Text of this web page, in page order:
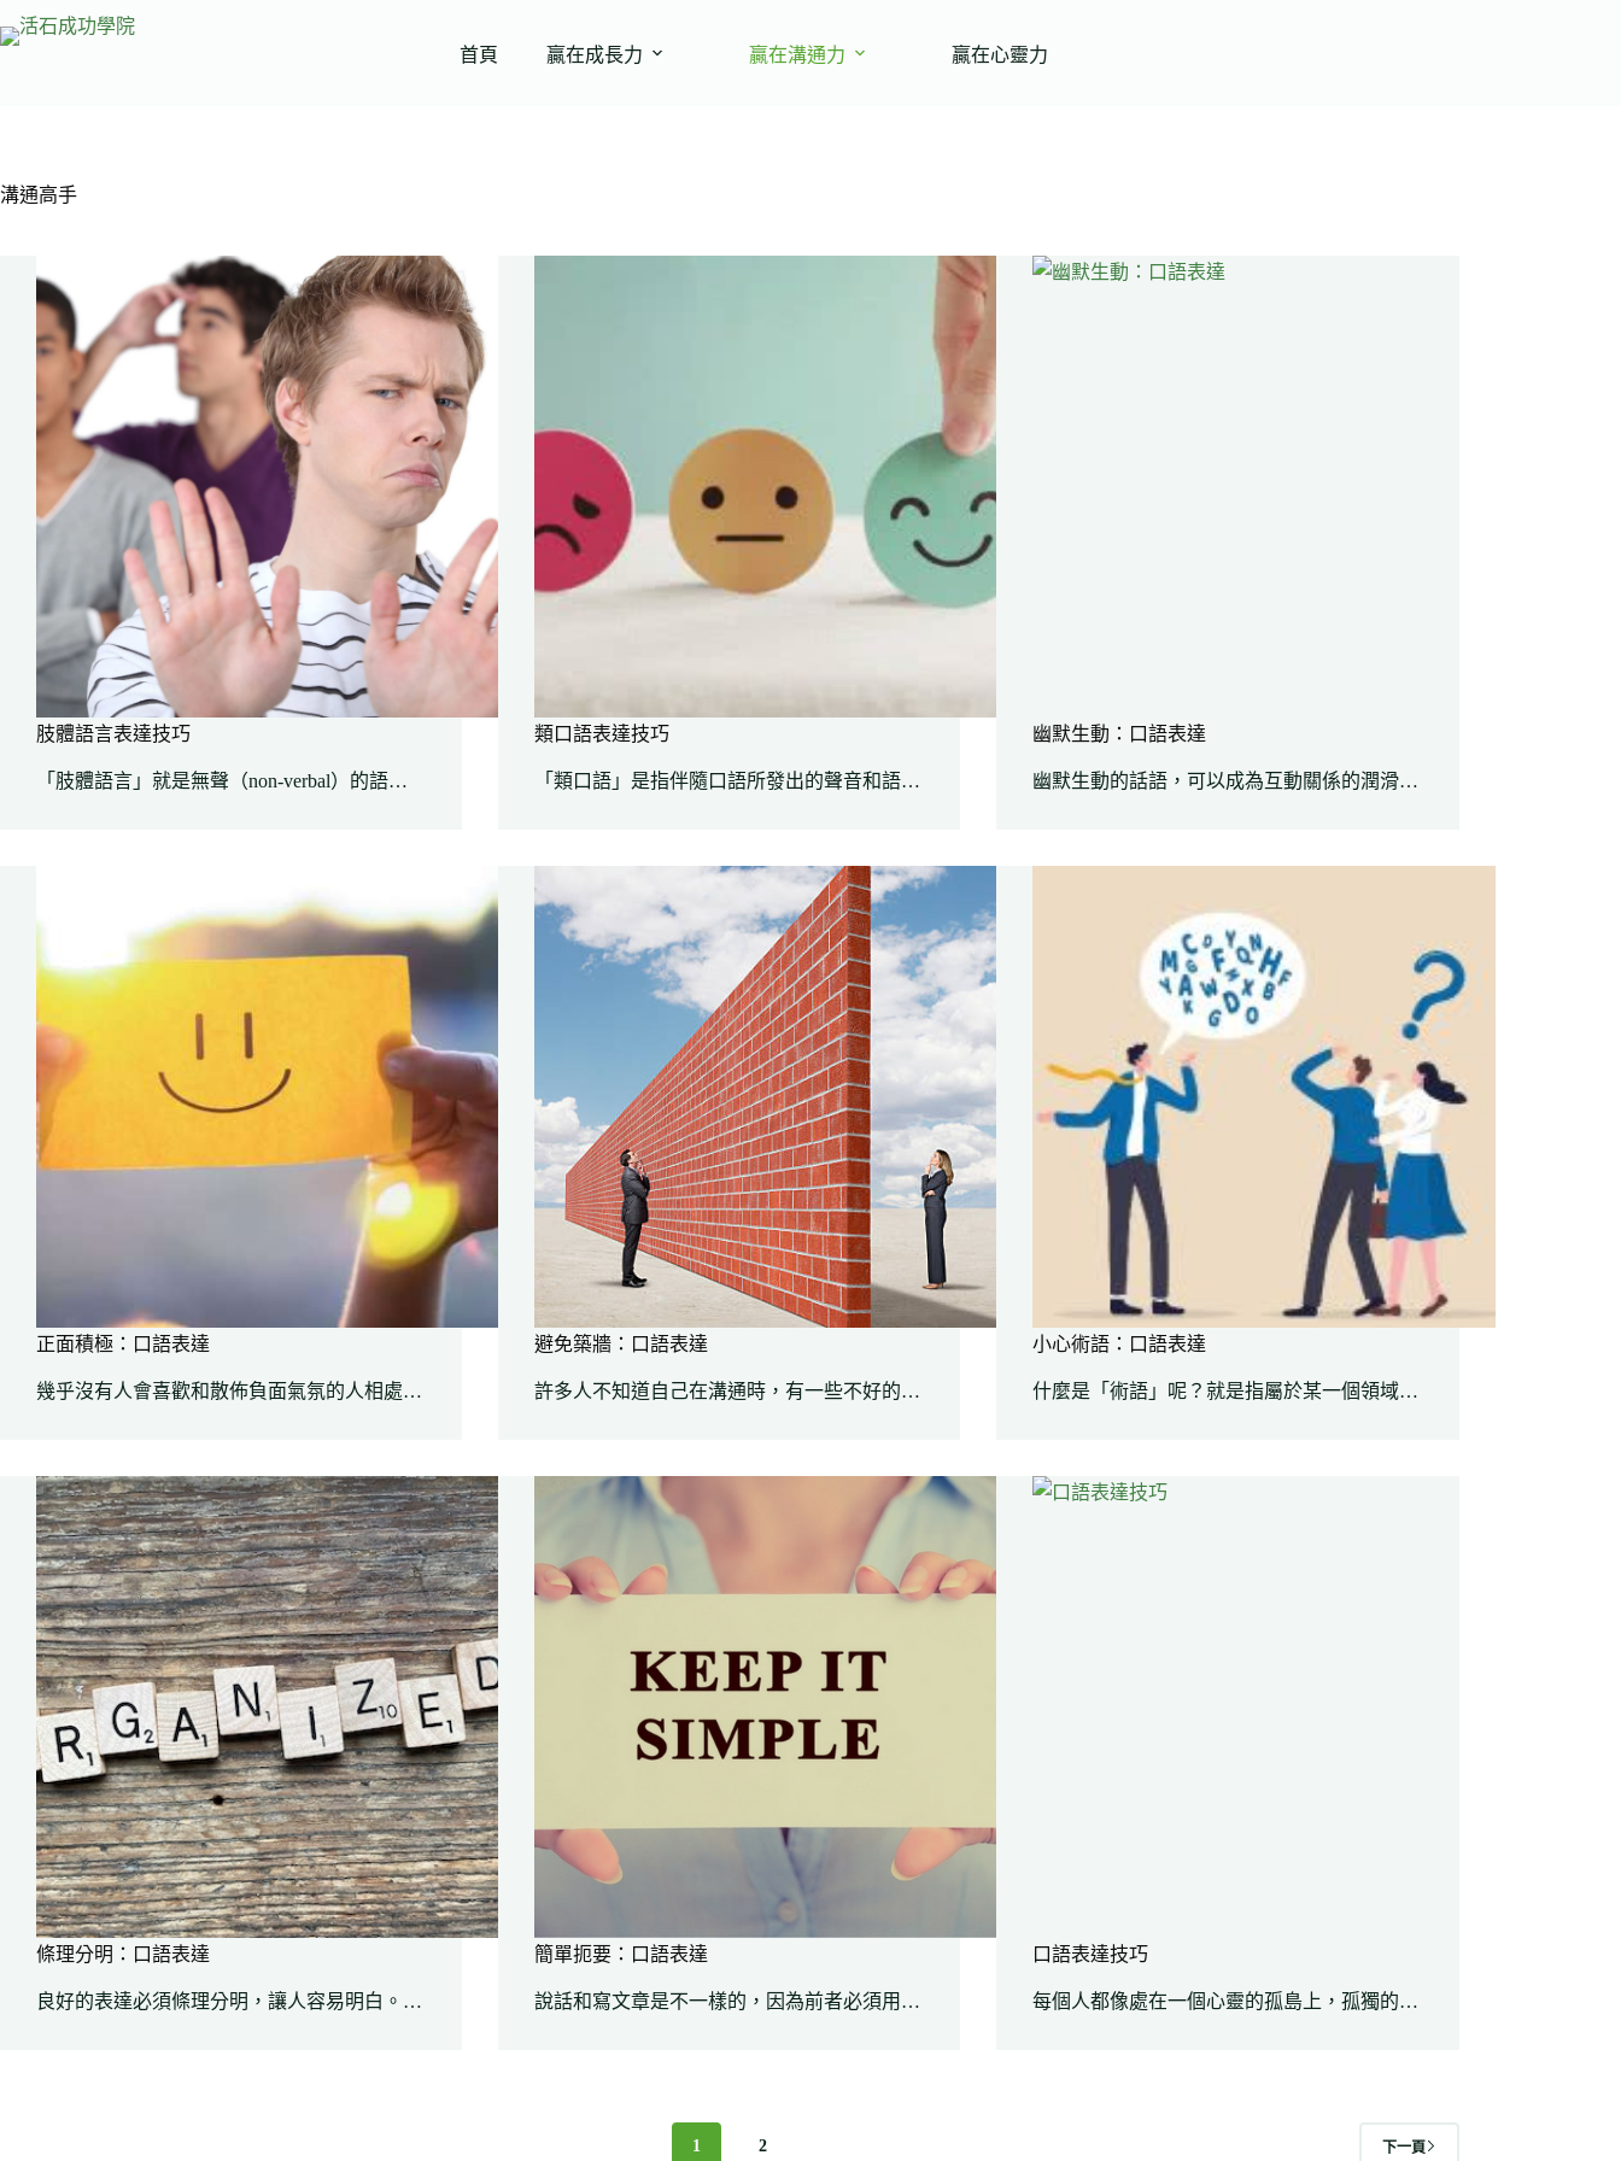
至
首頁 贏在成長力 贏在溝通力 贏在心靈力
溝通高手
肢體語言表達技巧
「肢體語言」就是無聲（non-verbal）的語…
類口語表達技巧
「類口語」是指伴隨口語所發出的聲音和語…
幽默生動：口語表達
幽默生動的話語，可以成為互動關係的潤滑…
正面積極：口語表達
幾乎沒有人會喜歡和散佈負面氣氛的人相處…
避免築牆：口語表達
許多人不知道自己在溝通時，有一些不好的…
小心術語：口語表達
什麼是「術語」呢？就是指屬於某一個領域…
條理分明：口語表達
良好的表達必須條理分明，讓人容易明白。…
簡單扼要：口語表達
說話和寫文章是不一樣的，因為前者必須用…
口語表達技巧
每個人都像處在一個心靈的孤島上，孤獨的…
1 2 下一頁